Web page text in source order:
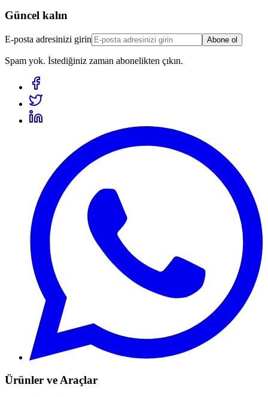
Güncel kalın
E-posta adresinizi girin Abone ol
Spam yok. İstediğiniz zaman abonelikten çıkın.
Ürünler ve Araçlar